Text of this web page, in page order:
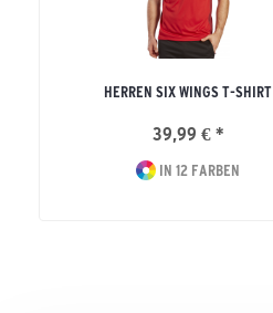
HERREN SIX WINGS T-SHIRT
39,99 € *
IN 12 FARBEN